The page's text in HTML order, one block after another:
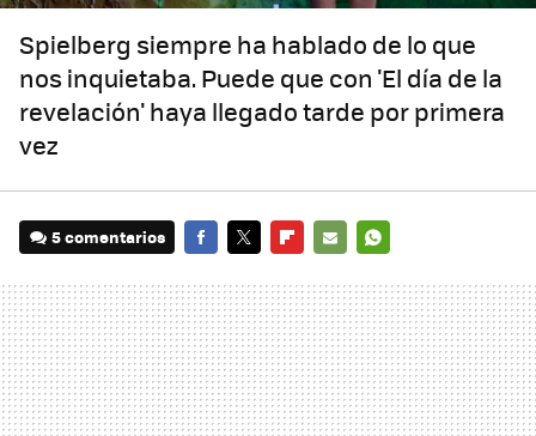
Spielberg siempre ha hablado de lo que
nos inquietaba. Puede que con 'El día de la
revelación' haya llegado tarde por primera
vez
5 comentarios
MAIL